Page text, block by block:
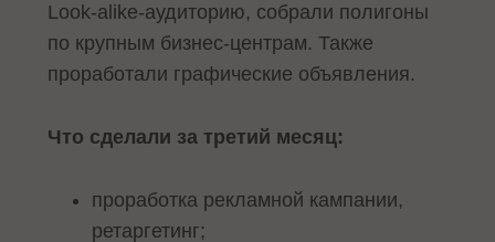
Look-alike-аудиторию, собрали полигоны
по крупным бизнес-центрам. Также
проработали графические объявления.
Что сделали за третий месяц:
проработка рекламной кампании,
ретаргетинг;